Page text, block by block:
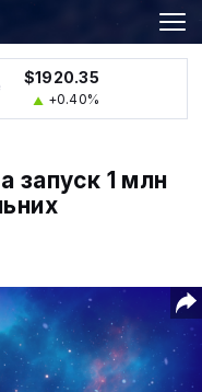
$1920.35
+0.40%
запуск 1 млн